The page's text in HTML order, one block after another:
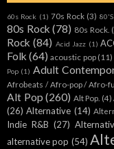
60s Rock (1) 70s Rock (3)
80s Rock (78) 80s Rock.
Rock (84) Acid Jazz (1)
Folk (64) acoustic pop (11)
Pop (1) Adult
Afrobeats / Afro-pop / Afro-
Alt Pop (260) Alt Pop. (4)
(26) Alternative (14)
Indie R&B (27)
alternative pop (54)